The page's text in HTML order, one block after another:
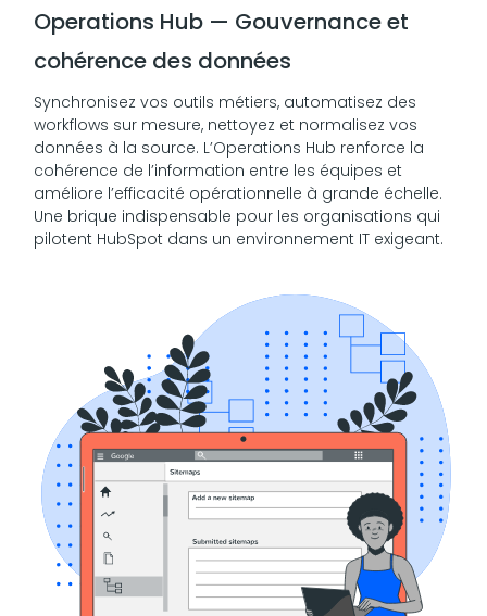
Operations Hub — Gouvernance et
cohérence des données
Synchronisez vos outils métiers, automatisez des
workflows sur mesure, nettoyez et normalisez vos
données à la source. L’Operations Hub renforce la
cohérence de l’information entre les équipes et
améliore l’efficacité opérationnelle à grande échelle.
Une brique indispensable pour les organisations qui
pilotent HubSpot dans un environnement IT exigeant.